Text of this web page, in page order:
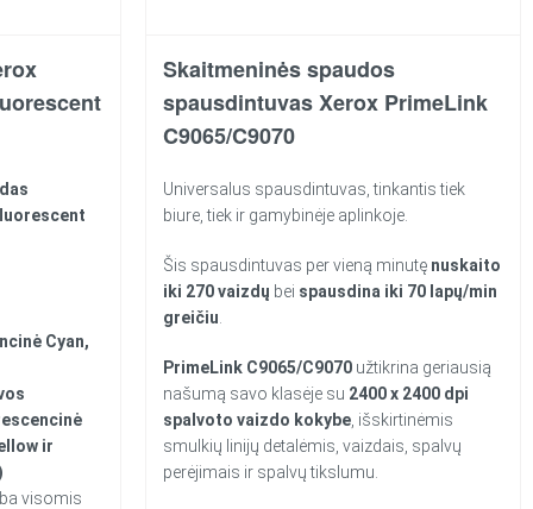
Cyan,
ir
visomis
Skaitmeninės spaudos
spausdintuvas Xerox PrimeLink
C9065/C9070
Universalus spausdintuvas, tinkantis tiek
biure, tiek ir gamybinėje aplinkoje.
Šis spausdintuvas per vieną minutę nuskaito
iki 270 vaizdų bei spausdina iki 70 lapų/min
greičiu
PrimeLink C9065/C9070 užtikrina geriausią
našumą savo klasėje su 2400 x 2400 dpi
spalvoto vaizdo kokybe , išskirtinėmis
smulkių linijų detalėmis, vaizdais, spalvų
perėjimais ir spalvų tikslumu.